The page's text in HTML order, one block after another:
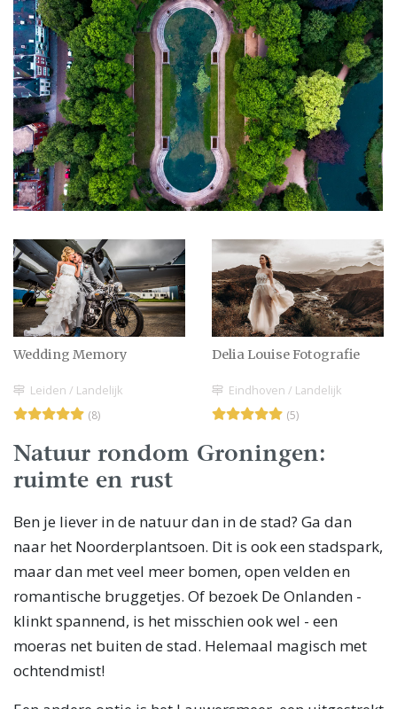
Wedding Memory
Leiden / Landelijk
(8)
Delia Louise Fotografie
Eindhoven / Landelijk
(5)
Natuur rondom Groningen:
ruimte en rust
Ben je liever in de natuur dan in de stad? Ga dan
naar het Noorderplantsoen. Dit is ook een stadspark,
maar dan met veel meer bomen, open velden en
romantische bruggetjes. Of bezoek De Onlanden -
klinkt spannend, is het misschien ook wel - een
moeras net buiten de stad. Helemaal magisch met
ochtendmist!